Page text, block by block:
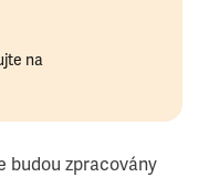
na
budou zpracovány